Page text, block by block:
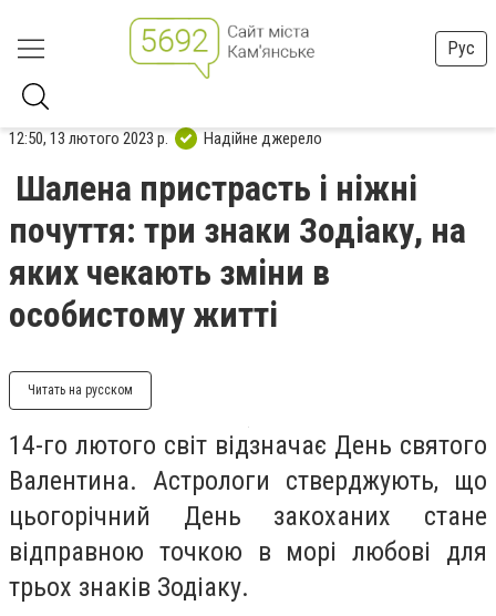
Рус
12:50, 13 лютого 2023 р. Надійне джерело
Шалена пристрасть і ніжні
почуття: три знаки Зодіаку, на
яких чекають зміни в
особистому житті
Читать на русском
14-го лютого світ відзначає День святого
Валентина. Астрологи стверджують, що
цьогорічний День закоханих стане
відправною точкою в морі любові для
трьох знаків Зодіаку.